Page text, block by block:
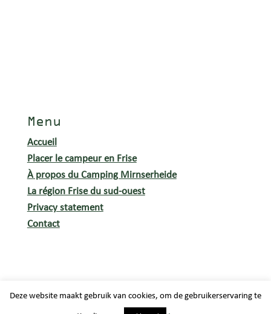
Menu
Accueil
Placer le campeur en Frise
À propos du Camping Mirnserheide
La région Frise du sud-ouest
Privacy statement
Contact
Design by Lemon 'N Salt © 2019 © Copyright 2020
Deze website maakt gebruik van cookies, om de gebruikerservaring te